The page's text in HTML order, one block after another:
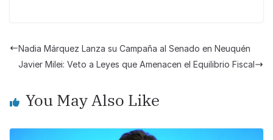
e
b
o
k
s
A
p
y
Li
k
e
Nadia Márquez Lanza su Campaña al Senado en Neuquén
Javier Milei: Veto a Leyes que Amenacen el Equilibrio Fiscal
You May Also Like